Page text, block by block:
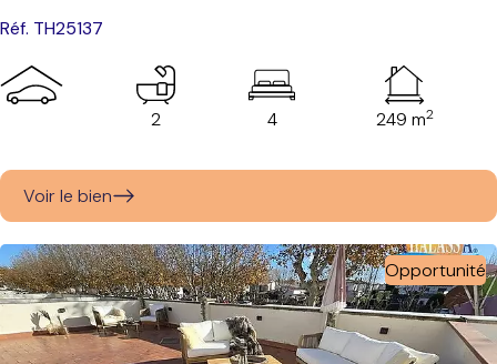
Réf. TH25137
2 4 249 m2
Voir le bien
Opportunité